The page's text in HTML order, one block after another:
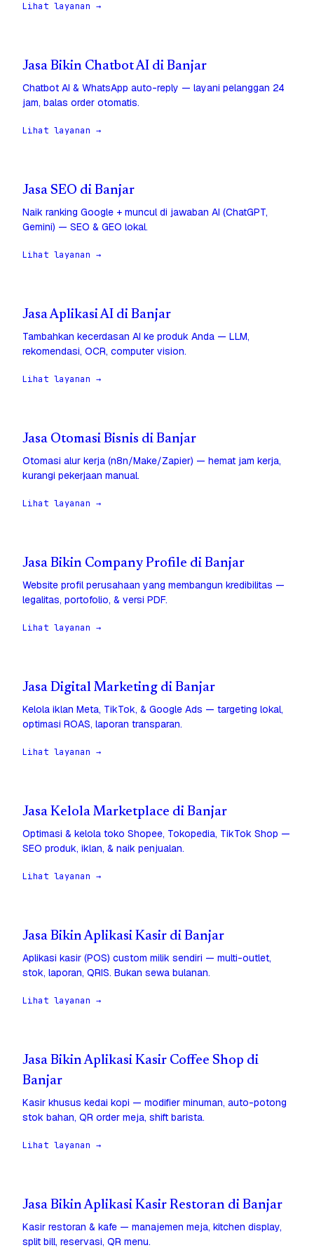
Lihat layanan →
Jasa Bikin Chatbot AI di Banjar
Chatbot AI & WhatsApp auto-reply — layani pelanggan 24
jam, balas order otomatis.
Lihat layanan →
Jasa SEO di Banjar
Naik ranking Google + muncul di jawaban AI (ChatGPT,
Gemini) — SEO & GEO lokal.
Lihat layanan →
Jasa Aplikasi AI di Banjar
Tambahkan kecerdasan AI ke produk Anda — LLM,
rekomendasi, OCR, computer vision.
Lihat layanan →
Jasa Otomasi Bisnis di Banjar
Otomasi alur kerja (n8n/Make/Zapier) — hemat jam kerja,
kurangi pekerjaan manual.
Lihat layanan →
Jasa Bikin Company Profile di Banjar
Website profil perusahaan yang membangun kredibilitas —
legalitas, portofolio, & versi PDF.
Lihat layanan →
Jasa Digital Marketing di Banjar
Kelola iklan Meta, TikTok, & Google Ads — targeting lokal,
optimasi ROAS, laporan transparan.
Lihat layanan →
Jasa Kelola Marketplace di Banjar
Optimasi & kelola toko Shopee, Tokopedia, TikTok Shop —
SEO produk, iklan, & naik penjualan.
Lihat layanan →
Jasa Bikin Aplikasi Kasir di Banjar
Aplikasi kasir (POS) custom milik sendiri — multi-outlet,
stok, laporan, QRIS. Bukan sewa bulanan.
Lihat layanan →
Jasa Bikin Aplikasi Kasir Coffee Shop di
Banjar
Kasir khusus kedai kopi — modifier minuman, auto-potong
stok bahan, QR order meja, shift barista.
Lihat layanan →
Jasa Bikin Aplikasi Kasir Restoran di Banjar
Kasir restoran & kafe — manajemen meja, kitchen display,
split bill, reservasi, QR menu.